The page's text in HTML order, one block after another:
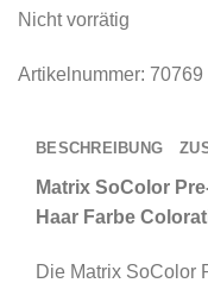
Nicht vorrätig
Artikelnummer: 70769
BESCHREIBUNG
Matrix SoColor
Haar Farbe
Die Matrix SoColor